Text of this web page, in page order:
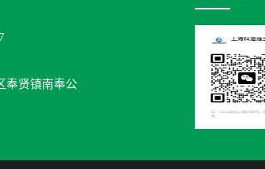
奉贤镇南奉公